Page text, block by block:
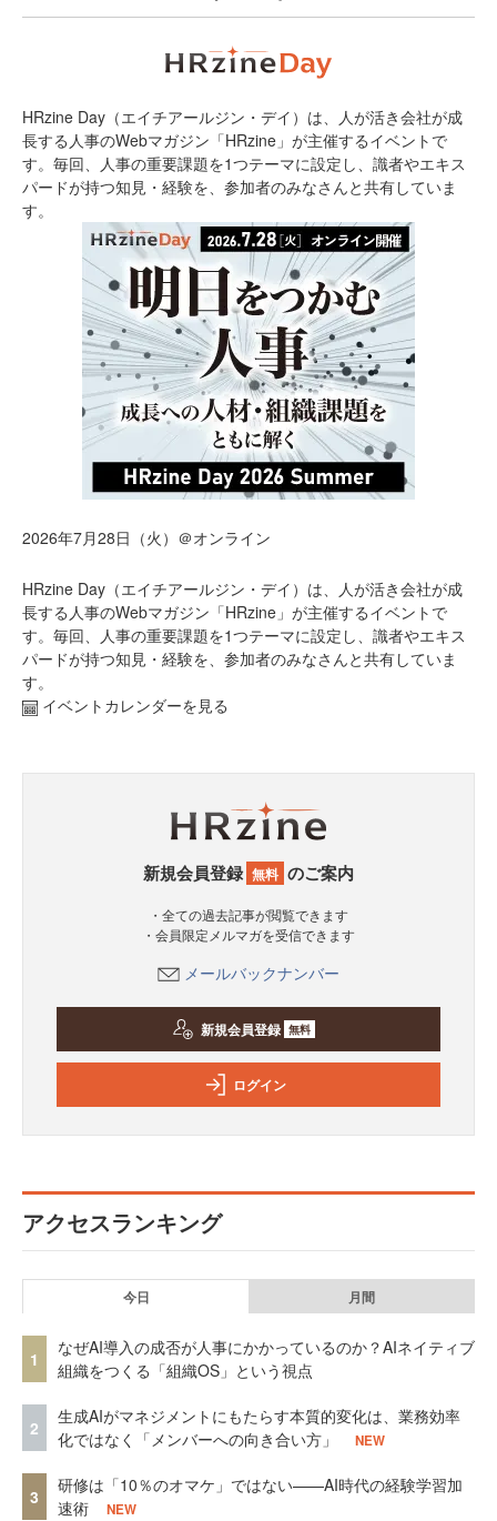
HRzine Day（エイチアールジン・デイ）は、人が活き会社が成
長する人事のWebマガジン「HRzine」が主催するイベントで
す。毎回、人事の重要課題を1つテーマに設定し、識者やエキス
パードが持つ知見・経験を、参加者のみなさんと共有していま
す。
2026年7月28日（火）＠オンライン
HRzine Day（エイチアールジン・デイ）は、人が活き会社が成
長する人事のWebマガジン「HRzine」が主催するイベントで
す。毎回、人事の重要課題を1つテーマに設定し、識者やエキス
パードが持つ知見・経験を、参加者のみなさんと共有していま
す。
イベントカレンダーを見る
新規会員登録 無料 のご案内
・全ての過去記事が閲覧できます
・会員限定メルマガを受信できます
メールバックナンバー
新規会員登録 無料
ログイン
アクセスランキング
今日 月間
1
なぜAI導入の成否が人事にかかっているのか？AIネイティブ
組織をつくる「組織OS」という視点
2
生成AIがマネジメントにもたらす本質的変化は、業務効率
化ではなく「メンバーへの向き合い方」
NEW
3
研修は「10％のオマケ」ではない——AI時代の経験学習加
速術
NEW